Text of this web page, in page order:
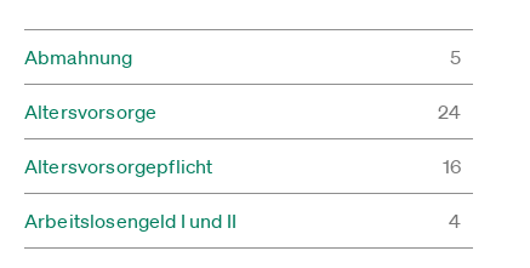
Abmahnung 5
Altersvorsorge 24
Altersvorsorgepflicht 16
Arbeitslosengeld I und II 4